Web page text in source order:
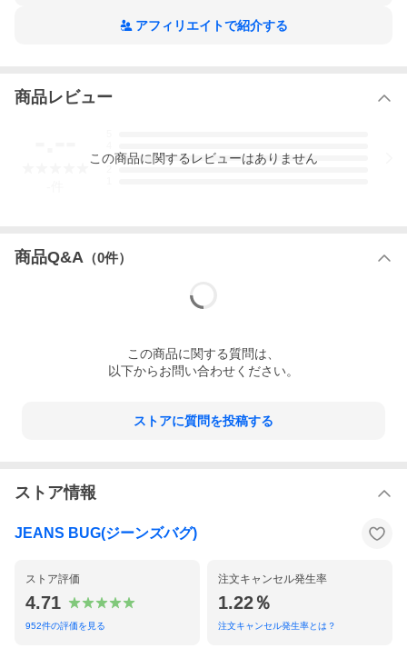
アフィリエイトで紹介する
商品レビュー
3
この商品に関するレビューはありません
商品Q&A （0件）
この商品に関する質問は、
以下からお問い合わせください。
ストアに質問を投稿する
ストア情報
JEANS BUG(ジーンズバグ)
ストア評価
4.71
952件の評価を見る
注文キャンセル発生率
1.22％
注文キャンセル発生率とは？